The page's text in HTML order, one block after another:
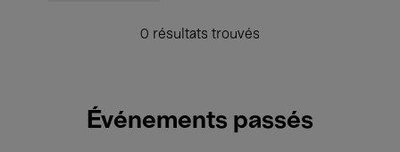
0 résultats trouvés
Événements passés